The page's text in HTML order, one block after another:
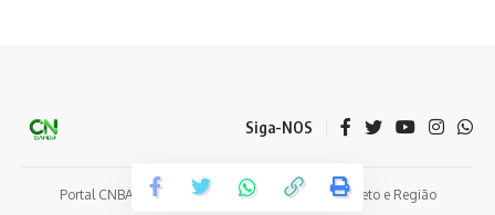
Siga-NOS
Portal CNBAMBU - Notícias e Eventos de Coelho Neto e Região